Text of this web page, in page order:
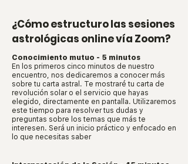
¿Cómo estructuro las sesiones
astrológicas online vía Zoom?
Conocimiento mutuo - 5 minutos
En los primeros cinco minutos de nuestro
encuentro, nos dedicaremos a conocer más
sobre tu carta astral. Te mostraré tu carta de
revolución solar o el servicio que hayas
elegido, directamente en pantalla. Utilizaremos
este tiempo para resolver tus dudas y
preguntas sobre los temas que más te
interesen. Será un inicio práctico y enfocado en
lo que necesitas saber